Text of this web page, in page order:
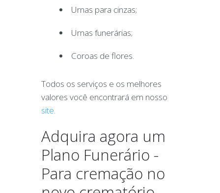
Urnas para cinzas;
Urnas funerárias;
Coroas de flores.
Todos os serviços e os melhores
valores você encontrará em nosso
site.
Adquira agora um
Plano Funerário -
Para cremação no